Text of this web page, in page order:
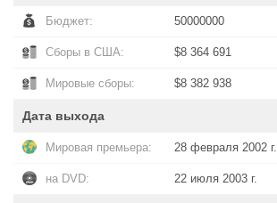
Бюджет: 50000000
Сборы в США: $8 364 691
Мировые сборы: $8 382 938
Дата выхода
Мировая премьера: 28 февраля 2002 г.
на DVD: 22 июля 2003 г.